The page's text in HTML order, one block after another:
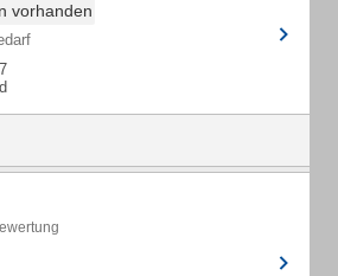
vorhanden